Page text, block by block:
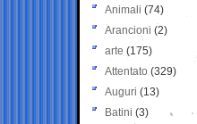
Animali (74)
Arancioni (2)
arte (175)
Attentato (329)
Auguri (13)
Batini (3)